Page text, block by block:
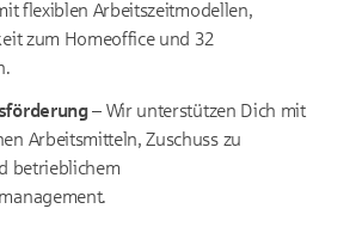
flexiblen Arbeitszeitmodellen,
zum Homeoffice und 32
–Wir unterstützen Dich mit
Arbeitsmitteln, Zuschuss zu
betrieblichem